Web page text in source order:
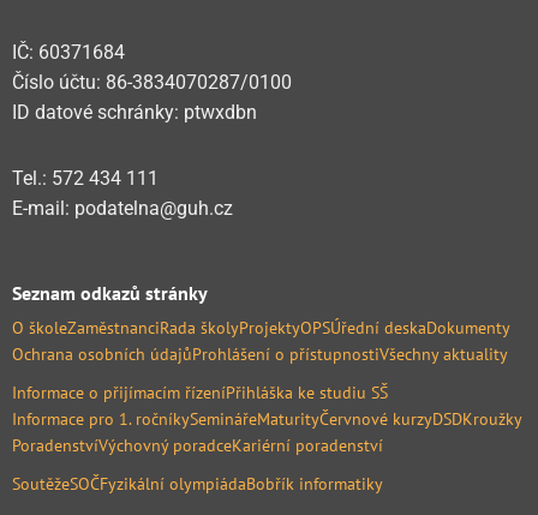
IČ: 60371684
Číslo účtu: 86-3834070287/0100
ID datové schránky: ptwxdbn
Tel.: 572 434 111
E-mail: podatelna@guh.cz
Seznam odkazů stránky
O školeZaměstnanciRada školyProjektyOPSÚřední deskaDokumenty
Ochrana osobních údajůProhlášení o přístupnostiVšechny aktuality
Informace o přijímacím řízeníPřihláška ke studiu SŠ
Informace pro 1. ročníkySeminářeMaturityČervnové kurzyDSDKroužky
PoradenstvíVýchovný poradceKariérní poradenství
SoutěžeSOČFyzikální olympiádaBobřík informatiky